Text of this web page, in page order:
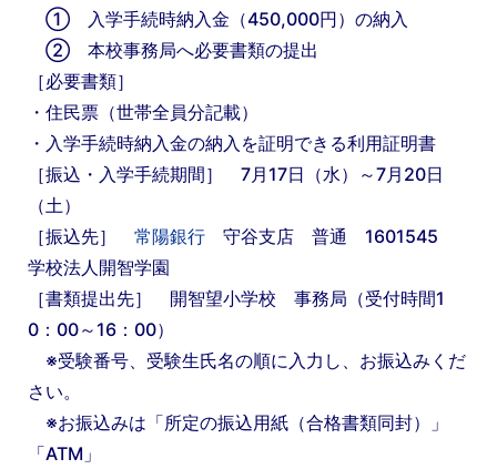
① 入学手続時納入金（450,000円）の納入
② 本校事務局へ必要書類の提出
［必要書類］
・住民票（世帯全員分記載）
・入学手続時納入金の納入を証明できる利用証明書
［振込・入学手続期間］ 7月17日（水）～7月20日
（土）
［振込先］ 常陽銀行 守谷支店 普通 1601545
学校法人開智学園
［書類提出先］ 開智望小学校 事務局（受付時間1
0：00～16：00）
※受験番号、受験生氏名の順に入力し、お振込みくだ
さい。
※お振込みは「所定の振込用紙（合格書類同封）」
「ATM」